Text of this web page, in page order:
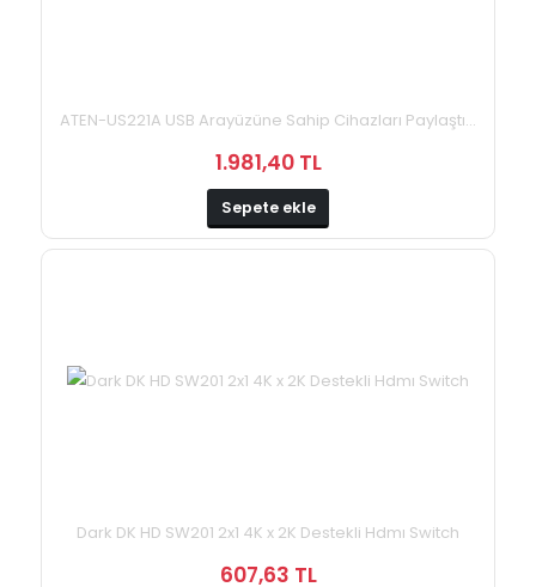
ATEN-US221A USB Arayüzüne Sahip Cihazları Paylaştı...
1.981,40 TL
Sepete ekle
Dark DK HD SW201 2x1 4K x 2K Destekli Hdmı Switch
607,63 TL